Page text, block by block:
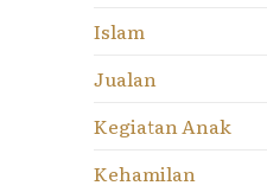
Islam
Jualan
Kegiatan Anak
Kehamilan